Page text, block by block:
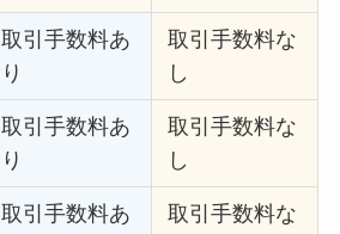
取引手数料あ
り
取引手数料な
し
取引手数料あ
り
取引手数料な
し
取引手数料あ
取引手数料な